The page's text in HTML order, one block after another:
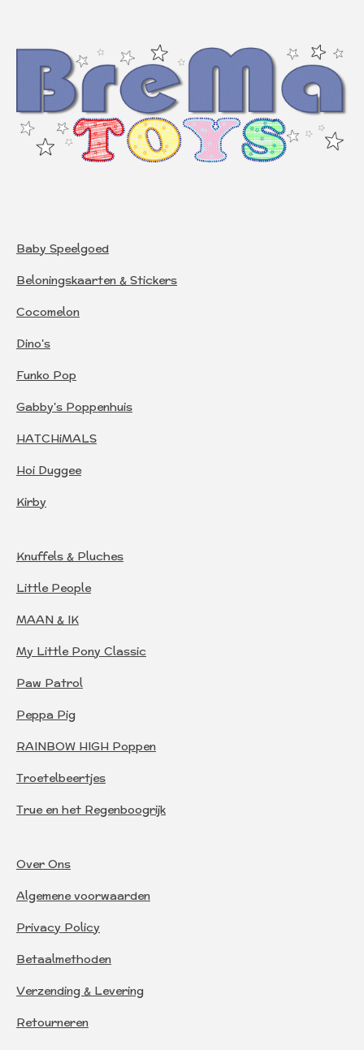
Baby Speelgoed
Beloningskaarten & Stickers
Cocomelon
Dino's
Funko Pop
Gabby's Poppenhuis
HATCHiMALS
Hoi Duggee
Kirby
Knuffels & Pluches
Little People
MAAN & IK
My Little Pony Classic
Paw Patrol
Peppa Pig
RAINBOW HIGH Poppen
Troetelbeertjes
True en het Regenboogrijk
Over Ons
Algemene voorwaarden
Privacy Policy
Betaalmethoden
Verzending & Levering
Retourneren